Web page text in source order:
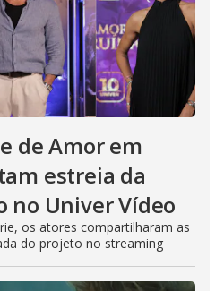
de Amor em
estreia da
no Univer Vídeo
os atores compartilharam as
do projeto no streaming